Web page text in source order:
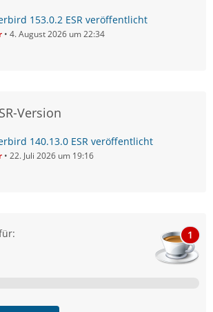
153.0.2 ESR veröffentlicht
4. August 2026 um 22:34
Version
140.13.0 ESR veröffentlicht
22. Juli 2026 um 19:16
1